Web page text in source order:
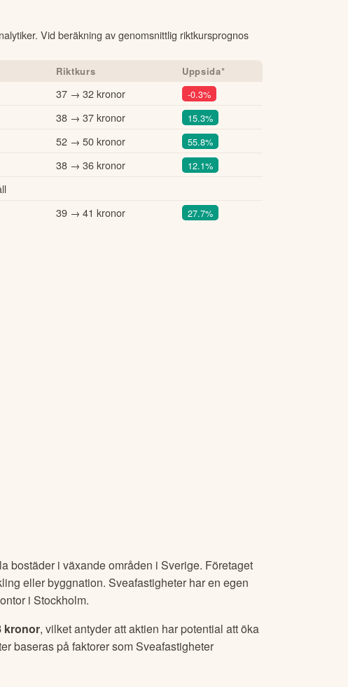
Vid beräkning av genomsnittlig riktkursprognos
Riktkurs Uppsida*
37 → 32 kronor -0.3%
38 → 37 kronor 15.3%
52 → 50 kronor 55.8%
38 → 36 kronor 12.1%
39 → 41 kronor 27.7%
bostäder i växande områden i Sverige. Företaget
eller byggnation. Sveafastigheter har en egen
i Stockholm.
kronor, vilket antyder att aktien har potential att öka
baseras på faktorer somSveafastigheter